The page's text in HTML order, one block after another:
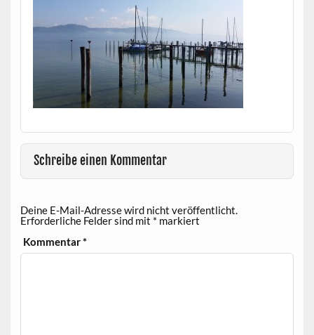
Schreibe einen Kommentar
Deine E-Mail-Adresse wird nicht veröffentlicht.
Erforderliche Felder sind mit * markiert
Kommentar*